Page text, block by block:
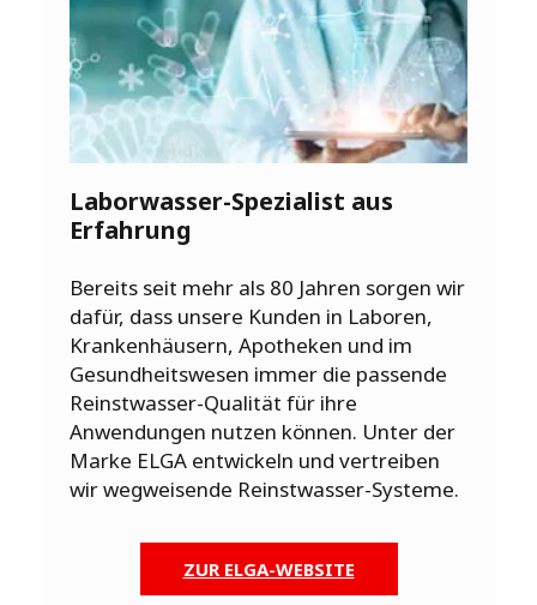
Laborwasser-Spezialist aus
Erfahrung
Bereits seit mehr als 80 Jahren sorgen wir
dafür, dass unsere Kunden in Laboren,
Krankenhäusern, Apotheken und im
Gesundheitswesen immer die passende
Reinstwasser-Qualität für ihre
Anwendungen nutzen können. Unter der
Marke ELGA entwickeln und vertreiben
wir wegweisende Reinstwasser-Systeme.
ZUR ELGA-WEBSITE